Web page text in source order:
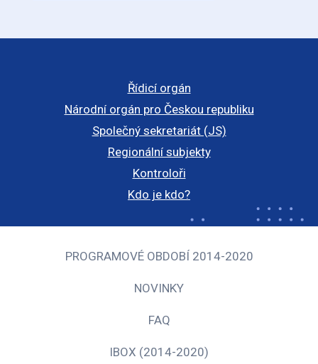
Řídicí orgán
Národní orgán pro Českou republiku
Společný sekretariát (JS)
Regionální subjekty
Kontroloři
Kdo je kdo?
PROGRAMOVÉ OBDOBÍ 2014-2020
NOVINKY
FAQ
IBOX (2014-2020)